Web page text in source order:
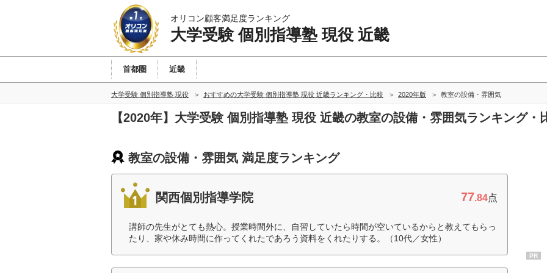
オリコン顧客満足度ランキング
大学受験 個別指導塾 現役 近畿
首都圏 近畿
大学受験 個別指導塾 現役 おすすめの大学受験 個別指導塾 現役 近畿ランキング・比較 2020年版 教室の設備・雰囲気
【2020年】大学受験 個別指導塾 現役 近畿の教室の設備・雰囲気ランキング・
教室の設備・雰囲気 満足度ランキング
関西個別指導学院 77.84点
講師の先生がとても熱心。授業時間外に、自習していたら時間が空いているからと教えてもらっ
たり、家や休み時間に作ってくれたであろう資料をくれたりする。（10代／女性）
PR